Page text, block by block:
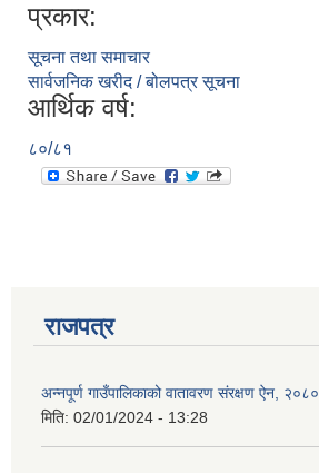
प्रकार:
सूचना तथा समाचार
सार्वजनिक खरीद / बोलपत्र सूचना
आर्थिक वर्ष:
८०/८१
राजपत्र
अन्नपूर्ण गाउँपालिकाको वातावरण संरक्षण ऐन, २०८०
मिति: 02/01/2024 - 13:28